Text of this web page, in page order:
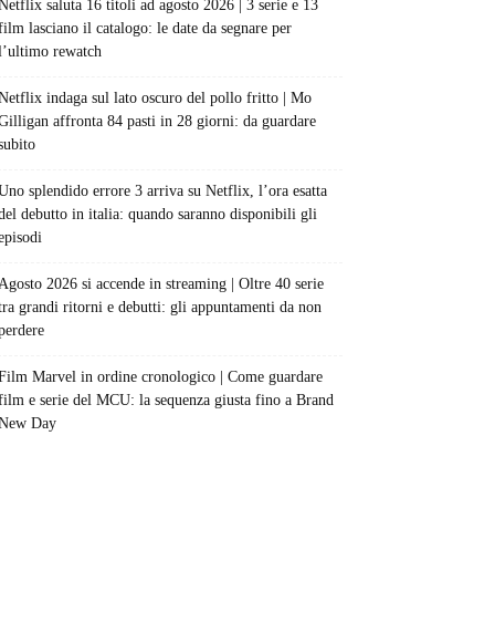
saluta 16 titoli ad agosto 2026 | 3 serie e 13
lasciano il catalogo: le date da segnare per
rewatch
indaga sul lato oscuro del pollo fritto | Mo
affronta 84 pasti in 28 giorni: da guardare
splendido errore 3 arriva su Netflix, l’ora esatta
debutto in italia: quando saranno disponibili gli
2026 si accende in streaming | Oltre 40 serie
grandi ritorni e debutti: gli appuntamenti da non
Marvel in ordine cronologico | Come guardare
e serie del MCU: la sequenza giusta fino a Brand
Day